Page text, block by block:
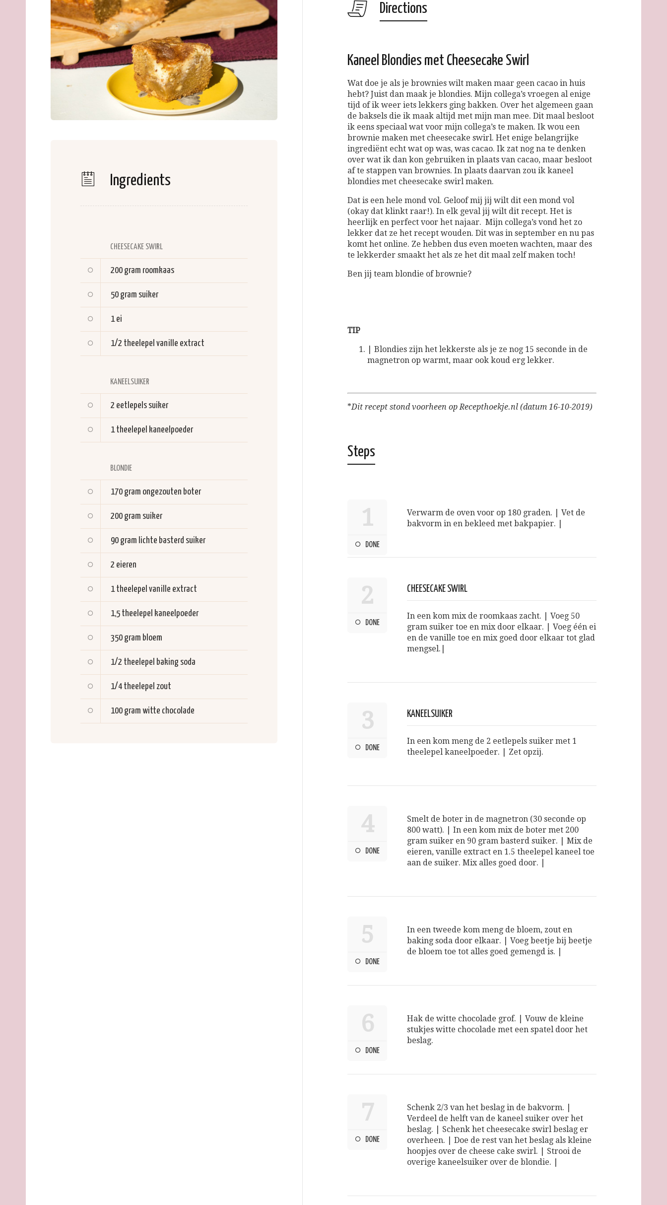
Ingredients
CHEESECAKE SWIRL
200 gram roomkaas
50 gram suiker
1 ei
1/2 theelepel vanille extract
KANEELSUIKER
2 eetlepels suiker
1 theelepel kaneelpoeder
BLONDIE
170 gram ongezouten boter
200 gram suiker
90 gram lichte basterd suiker
2 eieren
1 theelepel vanille extract
1,5 theelepel kaneelpoeder
350 gram bloem
1/2 theelepel baking soda
1/4 theelepel zout
100 gram witte chocolade
Directions
Kaneel Blondies met Cheesecake Swirl
Wat doe je als je brownies wilt maken maar geen cacao in huis
hebt? Juist dan maak je blondies. Mijn collega’s vroegen al enige
tijd of ik weer iets lekkers ging bakken. Over het algemeen gaan
de baksels die ik maak altijd met mijn man mee. Dit maal besloot
ik eens speciaal wat voor mijn collega’s te maken. Ik wou een
brownie maken met cheesecake swirl. Het enige belangrijke
ingrediënt echt wat op was, was cacao. Ik zat nog na te denken
over wat ik dan kon gebruiken in plaats van cacao, maar besloot
af te stappen van brownies. In plaats daarvan zou ik kaneel
blondies met cheesecake swirl maken.
Dat is een hele mond vol. Geloof mij jij wilt dit een mond vol
(okay dat klinkt raar!). In elk geval jij wilt dit recept. Het is
heerlijk en perfect voor het najaar. Mijn collega’s vond het zo
lekker dat ze het recept wouden. Dit was in september en nu pas
komt het online. Ze hebben dus even moeten wachten, maar des
te lekkerder smaakt het als ze het dit maal zelf maken toch!
Ben jij team blondie of brownie?
TIP
| Blondies zijn het lekkerste als je ze nog 15 seconde in de
magnetron op warmt, maar ook koud erg lekker.
*Dit recept stond voorheen op Recepthoekje.nl (datum 16-10-2019)
Steps
1
DONE
Verwarm de oven voor op 180 graden. | Vet de
bakvorm in en bekleed met bakpapier. |
2
DONE
CHEESECAKE SWIRL
In een kom mix de roomkaas zacht. | Voeg 50
gram suiker toe en mix door elkaar. | Voeg één ei
en de vanille toe en mix goed door elkaar tot glad
mengsel.|
3
DONE
KANEELSUIKER
In een kom meng de 2 eetlepels suiker met 1
theelepel kaneelpoeder. | Zet opzij.
4
DONE
Smelt de boter in de magnetron (30 seconde op
800 watt). | In een kom mix de boter met 200
gram suiker en 90 gram basterd suiker. | Mix de
eieren, vanille extract en 1.5 theelepel kaneel toe
aan de suiker. Mix alles goed door. |
5
DONE
In een tweede kom meng de bloem, zout en
baking soda door elkaar. | Voeg beetje bij beetje
de bloem toe tot alles goed gemengd is. |
6
DONE
Hak de witte chocolade grof. | Vouw de kleine
stukjes witte chocolade met een spatel door het
beslag.
7
DONE
Schenk 2/3 van het beslag in de bakvorm. |
Verdeel de helft van de kaneel suiker over het
beslag. | Schenk het cheesecake swirl beslag er
overheen. | Doe de rest van het beslag als kleine
hoopjes over de cheese cake swirl. | Strooi de
overige kaneelsuiker over de blondie. |